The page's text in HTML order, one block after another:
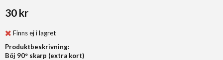
30 kr
Finns ej i lagret
Produktbeskrivning:
Böj 90° skarp (extra kort)